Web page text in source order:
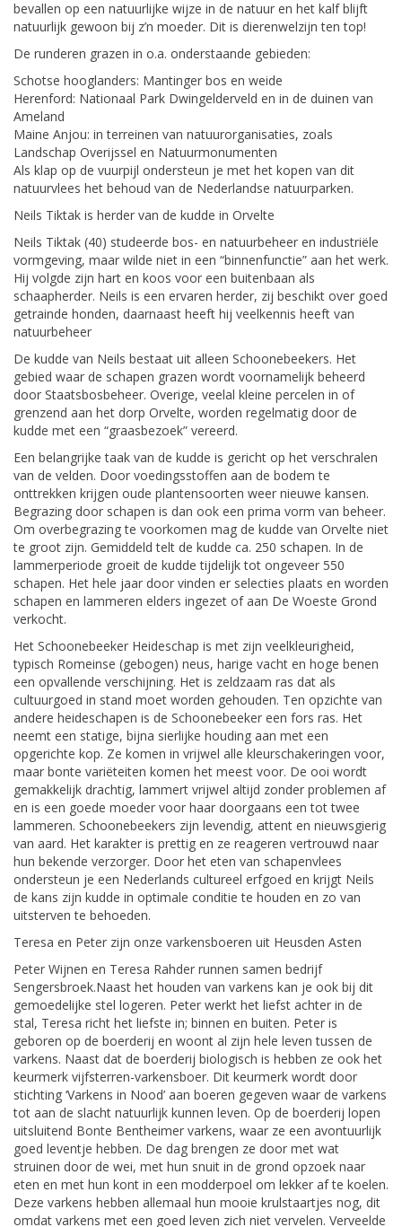
bevallen op een natuurlijke wijze in de natuur en het kalf blijft
natuurlijk gewoon bij z’n moeder. Dit is dierenwelzijn ten top!
De runderen grazen in o.a. onderstaande gebieden:
Schotse hooglanders: Mantinger bos en weide
Herenford: Nationaal Park Dwingelderveld en in de duinen van
Ameland
Maine Anjou: in terreinen van natuurorganisaties, zoals
Landschap Overijssel en Natuurmonumenten
Als klap op de vuurpijl ondersteun je met het kopen van dit
natuurvlees het behoud van de Nederlandse natuurparken.
Neils Tiktak is herder van de kudde in Orvelte
Neils Tiktak (40) studeerde bos- en natuurbeheer en industriële
vormgeving, maar wilde niet in een “binnenfunctie” aan het werk.
Hij volgde zijn hart en koos voor een buitenbaan als
schaapherder. Neils is een ervaren herder, zij beschikt over goed
getrainde honden, daarnaast heeft hij veelkennis heeft van
natuurbeheer
De kudde van Neils bestaat uit alleen Schoonebeekers. Het
gebied waar de schapen grazen wordt voornamelijk beheerd
door Staatsbosbeheer. Overige, veelal kleine percelen in of
grenzend aan het dorp Orvelte, worden regelmatig door de
kudde met een “graasbezoek” vereerd.
Een belangrijke taak van de kudde is gericht op het verschralen
van de velden. Door voedingsstoffen aan de bodem te
onttrekken krijgen oude plantensoorten weer nieuwe kansen.
Begrazing door schapen is dan ook een prima vorm van beheer.
Om overbegrazing te voorkomen mag de kudde van Orvelte niet
te groot zijn. Gemiddeld telt de kudde ca. 250 schapen. In de
lammerperiode groeit de kudde tijdelijk tot ongeveer 550
schapen. Het hele jaar door vinden er selecties plaats en worden
schapen en lammeren elders ingezet of aan De Woeste Grond
verkocht.
Het Schoonebeeker Heideschap is met zijn veelkleurigheid,
typisch Romeinse (gebogen) neus, harige vacht en hoge benen
een opvallende verschijning. Het is zeldzaam ras dat als
cultuurgoed in stand moet worden gehouden. Ten opzichte van
andere heideschapen is de Schoonebeeker een fors ras. Het
neemt een statige, bijna sierlijke houding aan met een
opgerichte kop. Ze komen in vrijwel alle kleurschakeringen voor,
maar bonte variëteiten komen het meest voor. De ooi wordt
gemakkelijk drachtig, lammert vrijwel altijd zonder problemen af
en is een goede moeder voor haar doorgaans een tot twee
lammeren. Schoonebeekers zijn levendig, attent en nieuwsgierig
van aard. Het karakter is prettig en ze reageren vertrouwd naar
hun bekende verzorger. Door het eten van schapenvlees
ondersteun je een Nederlands cultureel erfgoed en krijgt Neils
de kans zijn kudde in optimale conditie te houden en zo van
uitsterven te behoeden.
Teresa en Peter zijn onze varkensboeren uit Heusden Asten
Peter Wijnen en Teresa Rahder runnen samen bedrijf
Sengersbroek.Naast het houden van varkens kan je ook bij dit
gemoedelijke stel logeren. Peter werkt het liefst achter in de
stal, Teresa richt het liefste in; binnen en buiten. Peter is
geboren op de boerderij en woont al zijn hele leven tussen de
varkens. Naast dat de boerderij biologisch is hebben ze ook het
keurmerk vijfsterren-varkensboer. Dit keurmerk wordt door
stichting ‘Varkens in Nood’ aan boeren gegeven waar de varkens
tot aan de slacht natuurlijk kunnen leven. Op de boerderij lopen
uitsluitend Bonte Bentheimer varkens, waar ze een avontuurlijk
goed leventje hebben. De dag brengen ze door met wat
struinen door de wei, met hun snuit in de grond opzoek naar
eten en met hun kont in een modderpoel om lekker af te koelen.
Deze varkens hebben allemaal hun mooie krulstaartjes nog, dit
omdat varkens met een goed leven zich niet vervelen. Verveelde